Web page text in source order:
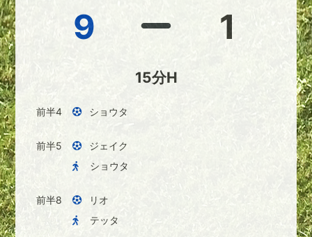
9 1
15分H
前半4 ショウタ
前半5
ジェイク
ショウタ
前半8
リオ
テッタ